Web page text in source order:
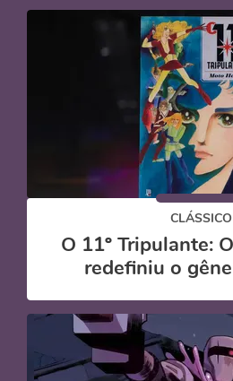
CLÁSSICO
O 11º Tripulante:
redefiniu o